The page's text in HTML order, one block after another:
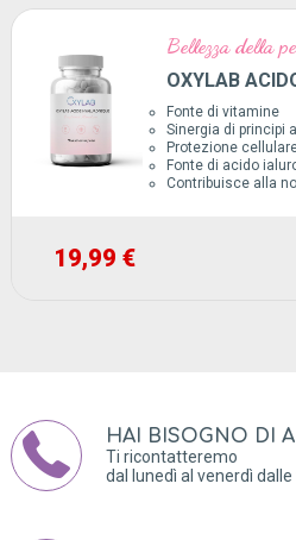
Bellezza della
OXYLAB
Fonte di vitamine
Sinergia di principi
Protezione
Fonte di acido
Contribuisce alla
19,99 €
HAI BISOGNO DI
Ti ricontatteremo
dal lunedì al venerdì dalle